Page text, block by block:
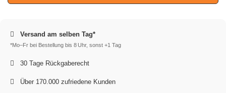
Versand am selben Tag*
*Mo–Fr bei Bestellung bis 8 Uhr, sonst +1 Tag
30 Tage Rückgaberecht
Über 170.000 zufriedene Kunden